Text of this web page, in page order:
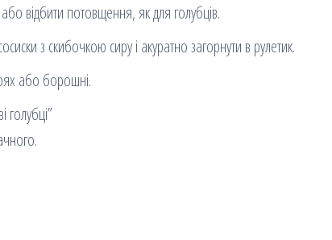
або відбити потовщення, як для голубців.
з скибочкою сиру і акуратно загорнути в рулетик.
або борошні.